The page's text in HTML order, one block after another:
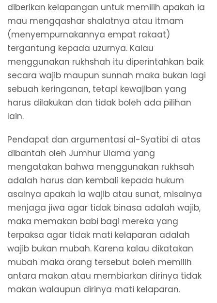
diberikan kelapangan untuk memilih apakah ia
mau mengqashar shalatnya atau itmam
(menyempurnakannya empat rakaat)
tergantung kepada uzurnya. Kalau
menggunakan rukhshah itu diperintahkan baik
secara wajib maupun sunnah maka bukan lagi
sebuah keringanan, tetapi kewajiban yang
harus dilakukan dan tidak boleh ada pilihan
lain.
Pendapat dan argumentasi al-Syatibi di atas
dibantah oleh Jumhur Ulama yang
mengatakan bahwa menggunakan rukhsah
adalah harus dan kembali kepada hukum
asalnya apakah ia wajib atau sunat, misalnya
menjaga jiwa agar tidak binasa adalah wajib,
maka memakan babi bagi mereka yang
terpaksa agar tidak mati kelaparan adalah
wajib bukan mubah. Karena kalau dikatakan
mubah maka orang tersebut boleh memilih
antara makan atau membiarkan dirinya tidak
makan walaupun dirinya mati kelaparan.